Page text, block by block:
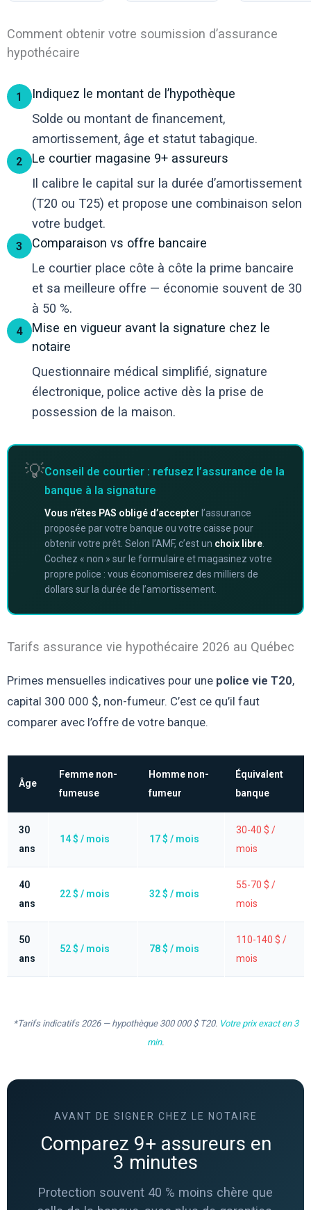
Comment obtenir votre soumission d’assurance
hypothécaire
1
Indiquez le montant de l’hypothèque
Solde ou montant de financement,
amortissement, âge et statut tabagique.
2
Le courtier magasine 9+ assureurs
Il calibre le capital sur la durée d’amortissement
(T20 ou T25) et propose une combinaison selon
votre budget.
3
Comparaison vs offre bancaire
Le courtier place côte à côte la prime bancaire
et sa meilleure offre — économie souvent de 30
à 50 %.
4
Mise en vigueur avant la signature chez le
notaire
Questionnaire médical simplifié, signature
électronique, police active dès la prise de
possession de la maison.
💡Conseil de courtier : refusez l’assurance de la
banque à la signature
Vous n’êtes PAS obligé d’accepter l’assurance
proposée par votre banque ou votre caisse pour
obtenir votre prêt. Selon l’AMF, c’est un choix libre.
Cochez « non » sur le formulaire et magasinez votre
propre police : vous économiserez des milliers de
dollars sur la durée de l’amortissement.
Tarifs assurance vie hypothécaire 2026 au Québec
Primes mensuelles indicatives pour une police vie T20,
capital 300 000 $, non-fumeur. C’est ce qu’il faut
comparer avec l’offre de votre banque.
Âge
Femme non-
fumeuse
Homme non-
fumeur
Équivalent
banque
30
ans
14 $ / mois 17 $ / mois
30-40 $ /
mois
40
ans
22 $ / mois 32 $ / mois
55-70 $ /
mois
50
ans
52 $ / mois 78 $ / mois
110-140 $ /
mois
*Tarifs indicatifs 2026 — hypothèque 300 000 $ T20. Votre prix exact en 3
min.
AVANT DE SIGNER CHEZ LE NOTAIRE
Comparez 9+ assureurs en
3 minutes
Protection souvent 40 % moins chère que